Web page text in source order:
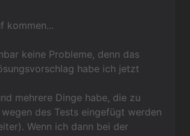
kommen...
keine Probleme, denn das
habe ich jetzt
mehrere Dinge habe, die zu
des Tests eingefügt werden
Wenn ich dann bei der